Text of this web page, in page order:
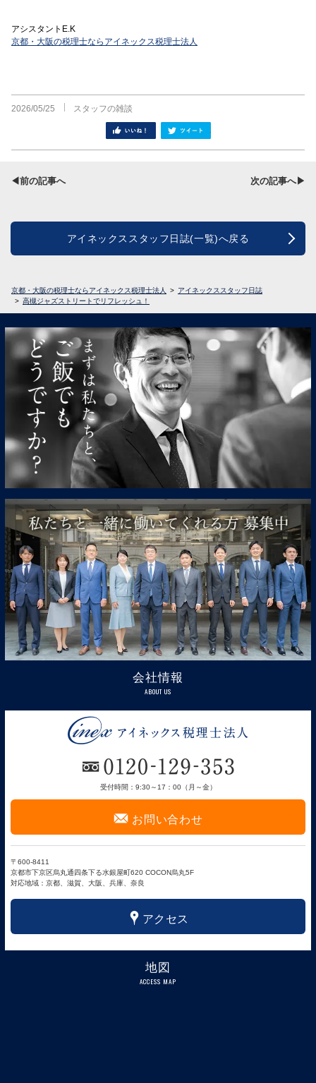
アシスタントE.K
京都・大阪の税理士ならアイネックス税理士法人
2026/05/25
スタッフの雑談
シェア
◀前の記事へ 次の記事へ▶
アイネックススタッフ日誌(一覧)へ戻る
京都・大阪の税理士ならアイネックス税理士法人
アイネックススタッフ日誌
高槻ジャズストリートでリフレッシュ！
会社情報
ABOUT US
受付時間：9:30～17：00（月～金）
F お問い合わせ
〒600-8411
京都市下京区烏丸通四条下る水銀屋町620 COCON烏丸5F
対応地域：京都、滋賀、大阪、兵庫、奈良
x アクセス
地図
ACCESS MAP